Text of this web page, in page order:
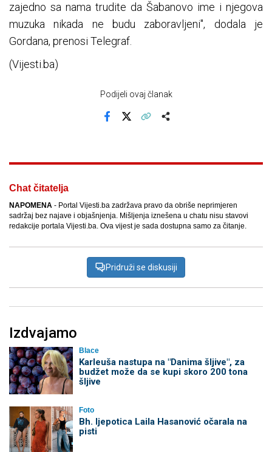
zajedno sa nama trudite da Šabanovo ime i njegova
muzuka nikada ne budu zaboravljeni", dodala je
Gordana, prenosi Telegraf.
(Vijesti.ba)
Podijeli ovaj članak
Chat čitatelja
NAPOMENA - Portal Vijesti.ba zadržava pravo da obriše neprimjeren
sadržaj bez najave i objašnjenja. Mišljenja iznešena u chatu nisu stavovi
redakcije portala Vijesti.ba. Ova vijest je sada dostupna samo za čitanje.
Pridruži se diskusiji
Izdvajamo
Blace
Karleuša nastupa na "Danima šljive", za
budžet može da se kupi skoro 200 tona
šljive
Foto
Bh. ljepotica Laila Hasanović očarala na
pisti